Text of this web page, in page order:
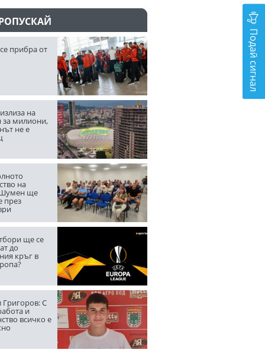
прибра от
на
за милиони,
не е
на
Шумен ще
през
ще се
до
кръг в
Григоров: С
и
всичко е
Подай сигнал